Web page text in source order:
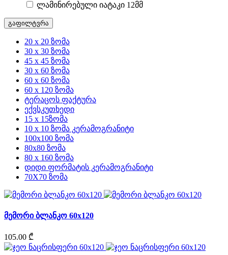
ლამინირებული იატაკი 12მმ
გაფილტვრა
20 x 20 ზომა
30 x 30 ზომა
45 x 45 ზომა
30 x 60 ზომა
60 x 60 ზომა
60 x 120 ზომა
ტერაცოს ფაქტურა
ექვსკუთხედი
15 x 15ზომა
10 x 10 ზომა კერამოგრანიტი
100x100 ზომა
80x80 ზომა
80 x 160 ზომა
დიდი ფორმატის კერამოგრანიტი
70X70 ზომა
მემორი ბლანკო 60x120
105.00 ₾